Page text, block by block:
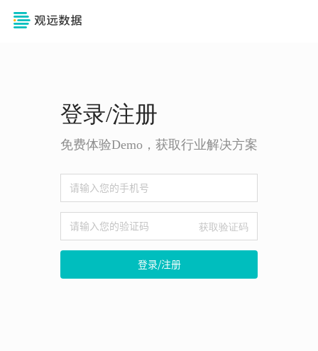
登录/注册
免费体验Demo，获取行业解决方案
获取验证码
登录/注册